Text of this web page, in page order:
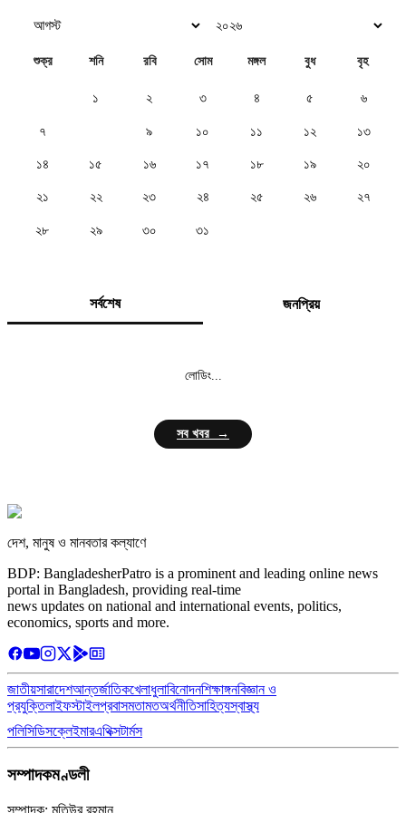
শুক্র শনি রবি সোম মঙ্গল বুধ বৃহ
১ ২ ৩ ৪ ৫ ৬
৭ ৯ ১০ ১১ ১২ ১৩
১৪ ১৫ ১৬ ১৭ ১৮ ১৯ ২০
২১ ২২ ২৩ ২৪ ২৫ ২৬ ২৭
২৮ ২৯ ৩০ ৩১
সর্বশেষ জনপ্রিয়
লোডিং...
সব খবর →
দেশ, মানুষ ও মানবতার কল্যাণে
BDP: BangladesherPatro is a prominent and leading online news
portal in Bangladesh, providing real-time
news updates on national and international events, politics,
economics, sports and more.
জাতীয়সারাদেশআন্তর্জাতিকখেলাধুলাবিনোদনশিক্ষাঙ্গনবিজ্ঞান ও
প্রযুক্তিলাইফস্টাইলপ্রবাসমতামতঅর্থনীতিসাহিত্যস্বাস্থ্য
পলিসিডিসক্লেইমারএথিক্সটার্মস
সম্পাদকমণ্ডলী